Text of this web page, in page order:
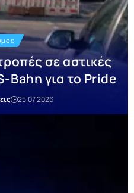
σε αστικές
Bahn για το Pride
25.07.2026